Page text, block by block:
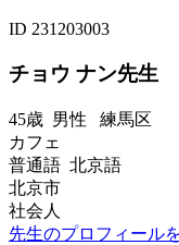
ID 231203003
チョウ ナン先生
45歳 男性 練馬区
カフェ
普通語 北京語
北京市
社会人
先生のプロフィール